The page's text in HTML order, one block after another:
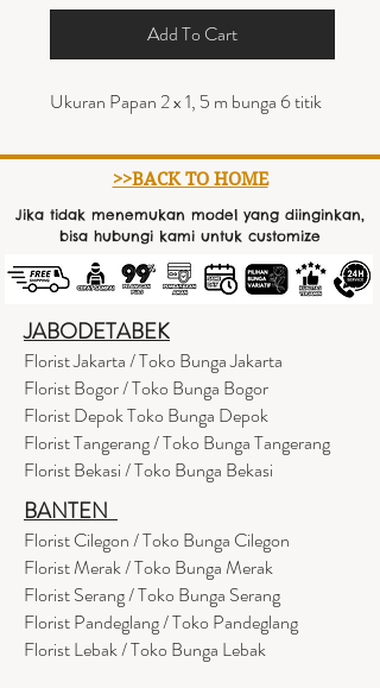
Add To Cart
Ukuran Papan 2 x 1, 5 m bunga 6 titik
>>BACK TO HOME
Jika tidak menemukan model yang diinginkan,
bisa hubungi kami untuk customize
JABODETABEK
Florist Jakarta / Toko Bunga Jakarta
Florist Bogor / Toko Bunga Bogor
Florist Depok Toko Bunga Depok
Florist Tangerang / Toko Bunga Tangerang
Florist Bekasi / Toko Bunga Bekasi
BANTEN
Florist Cilegon / Toko Bunga Cilegon
Florist Merak / Toko Bunga Merak
Florist Serang / Toko Bunga Serang
Florist Pandeglang / Toko Pandeglang
Florist Lebak / Toko Bunga Lebak